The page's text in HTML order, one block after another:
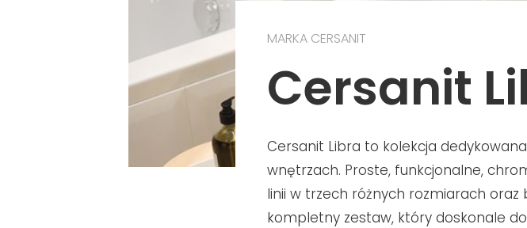
MARKA CERSANIT
Cersanit
Cersanit Libra to kolekcja
wnętrzach. Proste, funkcjonalne,
linii w trzech różnych rozmiarach oraz
kompletny zestaw, który doskonale